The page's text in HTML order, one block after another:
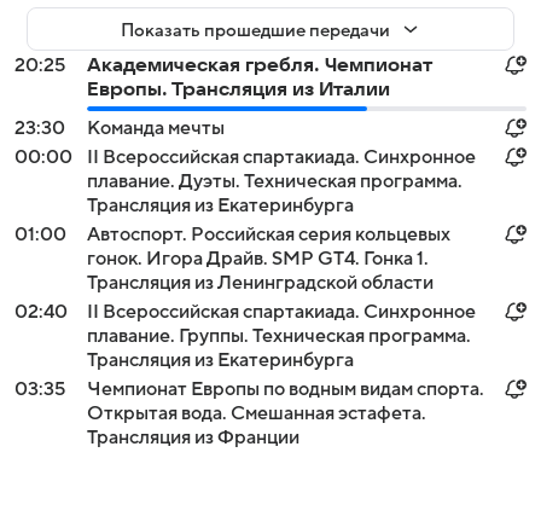
Показать прошедшие передачи
20:25
Академическая гребля. Чемпионат
Европы. Трансляция из Италии
23:30
Команда мечты
00:00
II Всероссийская спартакиада. Синхронное
плавание. Дуэты. Техническая программа.
Трансляция из Екатеринбурга
01:00
Автоспорт. Российская серия кольцевых
гонок. Игора Драйв. SMP GT4. Гонка 1.
Трансляция из Ленинградской области
02:40
II Всероссийская спартакиада. Синхронное
плавание. Группы. Техническая программа.
Трансляция из Екатеринбурга
03:35
Чемпионат Европы по водным видам спорта.
Открытая вода. Смешанная эстафета.
Трансляция из Франции